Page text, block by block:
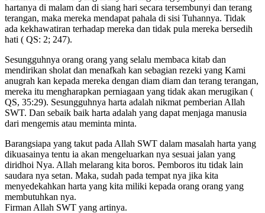
hartanya di malam dan di siang hari secara tersembunyi dan terang
terangan, maka mereka mendapat pahala di sisi Tuhannya. Tidak
ada kekhawatiran terhadap mereka dan tidak pula mereka bersedih
hati ( QS: 2; 247).
Sesungguhnya orang orang yang selalu membaca kitab dan
mendirikan sholat dan menafkah kan sebagian rezeki yang Kami
anugrah kan kepada mereka dengan diam diam dan terang terangan,
mereka itu mengharapkan perniagaan yang tidak akan merugikan (
QS, 35:29). Sesungguhnya harta adalah nikmat pemberian Allah
SWT. Dan sebaik baik harta adalah yang dapat menjaga manusia
dari mengemis atau meminta minta.
Barangsiapa yang takut pada Allah SWT dalam masalah harta yang
dikuasainya tentu ia akan mengeluarkan nya sesuai jalan yang
diridhoi Nya. Allah melarang kita boros. Pemboros itu tidak lain
saudara nya setan. Maka, sudah pada tempat nya jika kita
menyedekahkan harta yang kita miliki kepada orang orang yang
membutuhkan nya.
Firman Allah SWT yang artinya.